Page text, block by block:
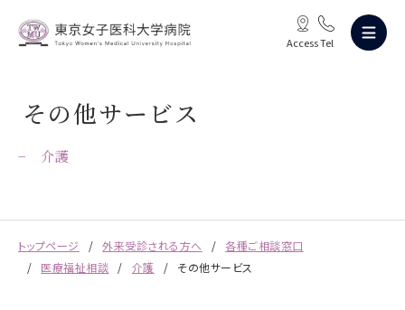
AccessTel
その他サービス
介護
トップページ 外来受診される方へ
各種ご相談窓口
医療福祉相談
介護 その他サービス